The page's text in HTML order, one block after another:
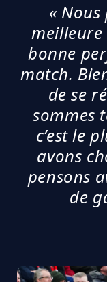
« Nous
bonne
match.
de se
sommes
c’est le
avons
pensons
de